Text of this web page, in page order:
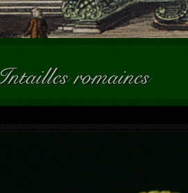
Intailles romaines